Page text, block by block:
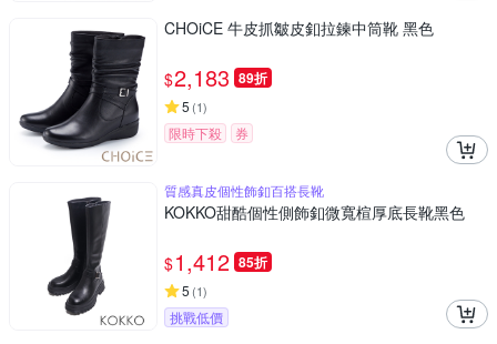
CHOiCE 牛皮抓皺皮釦拉鍊中筒靴 黑色
$2,183 89折
5 (1)
限時下殺 券
質感真皮個性飾釦百搭長靴
KOKKO甜酷個性側飾釦微寬楦厚底長靴黑色
$1,412 85折
5 (1)
挑戰低價